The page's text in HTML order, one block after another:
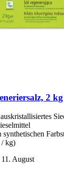
2 kg
synthetischen
/ kg)
August